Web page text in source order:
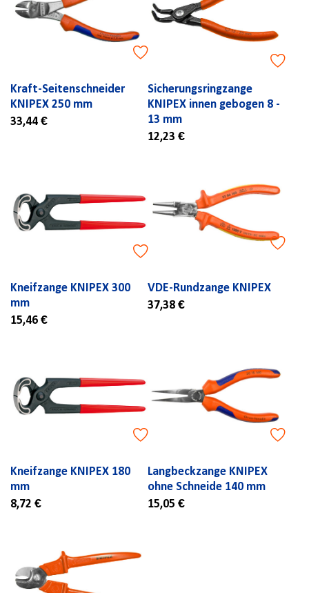
Kraft-Seitenschneider
KNIPEX 250 mm
33,44 €
Sicherungsringzange
KNIPEX innen gebogen 8 -
13 mm
12,23 €
Kneifzange KNIPEX 300
mm
15,46 €
VDE-Rundzange KNIPEX
37,38 €
Kneifzange KNIPEX 180
mm
8,72 €
Langbeckzange KNIPEX
ohne Schneide 140 mm
15,05 €